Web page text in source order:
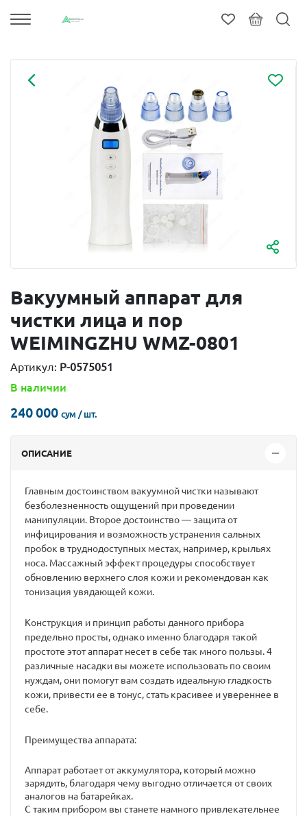
Вакуумный аппарат для
чистки лица и пор
WEIMINGZHU WMZ-0801
Артикул: P-0575051
В наличии
240 000 сум / шт.
ОПИСАНИЕ
Главным достоинством вакуумной чистки называют
безболезненность ощущений при проведении
манипуляции. Второе достоинство — защита от
инфицирования и возможность устранения сальных
пробок в труднодоступных местах, например, крыльях
носа. Массажный эффект процедуры способствует
обновлению верхнего слоя кожи и рекомендован как
тонизация увядающей кожи.
Конструкция и принцип работы данного прибора
предельно просты, однако именно благодаря такой
простоте этот аппарат несет в себе так много пользы. 4
различные насадки вы можете использовать по своим
нуждам, они помогут вам создать идеальную гладкость
кожи, привести ее в тонус, стать красивее и увереннее в
себе.
Преимущества аппарата:
Аппарат работает от аккумулятора, который можно
зарядить, благодаря чему выгодно отличается от своих
аналогов на батарейках.
С таким прибором вы станете намного привлекательнее